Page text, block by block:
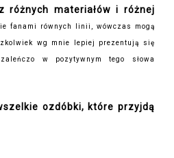
różnych materiałów i różnej
fanami równych linii, wówczas mogą
wg mnie lepiej prezentują się
w pozytywnym tego słowa
ozdóbki, które przyjdą